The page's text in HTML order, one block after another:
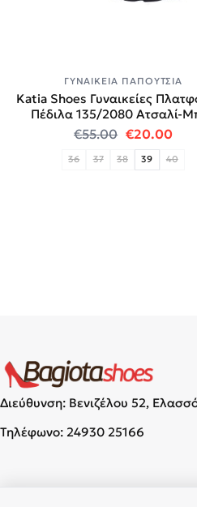
ΓΥΝΑΙΚΕΊΑ ΠΑΠΟΎΤΣΙΑ
Katia Shoes Γυναικείες
Πέδιλα 135/2080 Ατσαλί-
€55.00 Original
€20.00Η
36 37 38 39 40
Διεύθυνση: Βενιζέλου 52,
Τηλέφωνο: 24930 25166